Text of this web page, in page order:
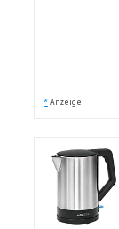
* Anzeige